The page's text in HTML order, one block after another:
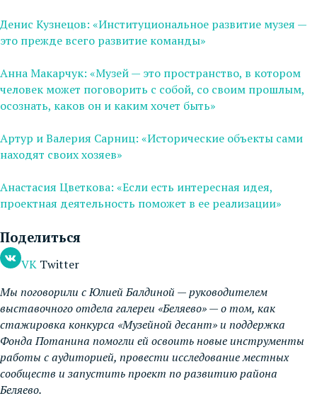
Денис Кузнецов: «Институциональное развитие музея —
это прежде всего развитие команды»
Анна Макарчук: «Музей — это пространство, в котором
человек может поговорить с собой, со своим прошлым,
осознать, каков он и каким хочет быть»
Артур и Валерия Сарниц: «Исторические объекты сами
находят своих хозяев»
Анастасия Цветкова: «Если есть интересная идея,
проектная деятельность поможет в ее реализации»
Поделиться
VK Twitter
Мы поговорили с Юлией Балдиной — руководителем
выставочного отдела галереи «Беляево» — о том, как
стажировка конкурса «Музейной десант» и поддержка
Фонда Потанина помогли ей освоить новые инструменты
работы с аудиторией, провести исследование местных
сообществ и запустить проект по развитию района
Беляево.